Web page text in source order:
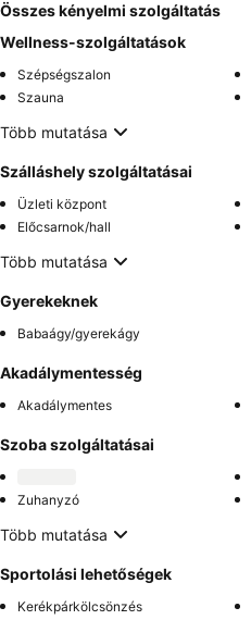
Összes kényelmi szolgáltatás
Wellness-szolgáltatások
Szépségszalon
Szauna
Több mutatása
Szálláshely szolgáltatásai
Üzleti központ
Előcsarnok/hall
Több mutatása
Gyerekeknek
Babaágy/gyerekágy
Akadálymentesség
Akadálymentes
Szoba szolgáltatásai
Zuhanyzó
Több mutatása
Sportolási lehetőségek
Kerékpárkölcsönzés